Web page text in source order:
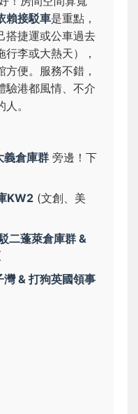
賴接駁車是重點，
搭捷運或公車過去
李或大熱天），
便。服務不錯，
驗港都風情、不介
。
義倉庫群 旁邊！下
KW2 (文創、美
二蓬萊倉庫群 &
灣 & 打狗英國領事